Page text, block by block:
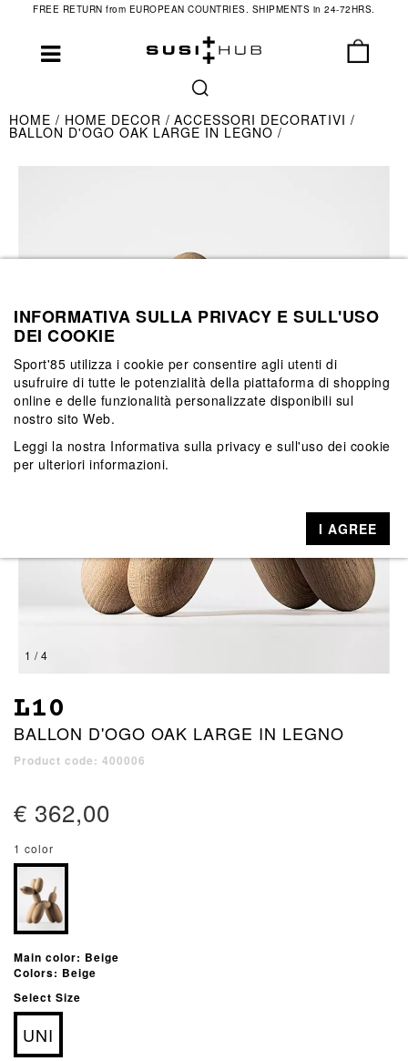
FREE RETURN from EUROPEAN COUNTRIES. SHIPMENTS in 24-72HRS.
HOME HOME DECOR ACCESSORI DECORATIVI
BALLON D'OGO OAK LARGE IN LEGNO
1 / 4
L10
BALLON D'OGO OAK LARGE IN LEGNO
Product code: 400006
€ 362,00
1 color
Main color: Beige
Colors: Beige
Select Size
UNI
INFORMATIVA SULLA PRIVACY E SULL'USO
DEI COOKIE
Sport'85 utilizza i cookie per consentire agli utenti di
usufruire di tutte le potenzialità della piattaforma di shopping
online e delle funzionalità personalizzate disponibili sul
nostro sito Web.
Leggi la nostra Informativa sulla privacy e sull'uso dei cookie
per ulteriori informazioni.
I AGREE